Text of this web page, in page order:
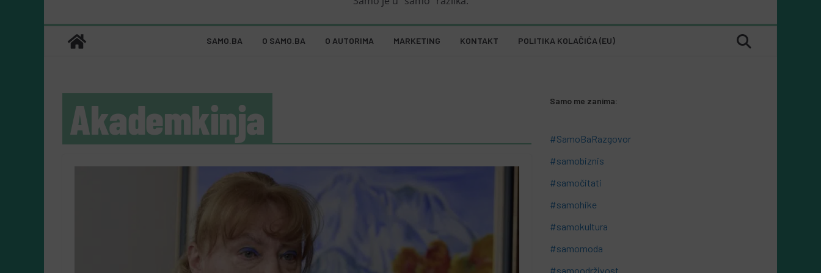
SAMO.BA O SAMO.BA O AUTORIMA MARKETING KONTAKT POLITIKA KOLAČIĆA (EU)
Akademkinja Samo me zanima:
#SamoBaRazgovor
#samobiznis
#samočitati
#samohike
#samokultura
#samomoda
#samoodrživost